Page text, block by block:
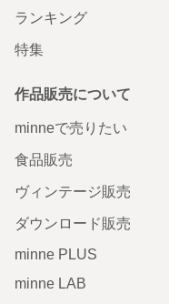
ランキング
特集
作品販売について
minneで売りたい
食品販売
ヴィンテージ販売
ダウンロード販売
minne PLUS
minne LAB